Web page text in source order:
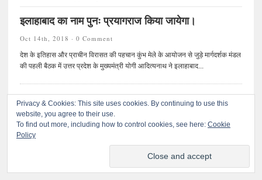
इलाहाबाद का नाम पुनः प्रयागराज किया जायेगा।
Oct 14th, 2018 · 0 Comment
देश के इतिहास और प्राचीन विरासत की पहचान कुंभ मेले के आयोजन से जुड़े मार्गदर्शक मंडल
की पहली बैठक में उत्तर प्रदेश के मुख्यमंत्री योगी आदित्यनाथ ने इलाहाबाद...
©प्रतिकार . All rights reserved.
Privacy & Cookies: This site uses cookies. By continuing to use this
website, you agree to their use.
To find out more, including how to control cookies, see here: Cookie
Policy